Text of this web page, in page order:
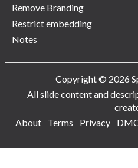
Remove Branding
Restrict embedding
Notes
Copyright © 2026
All slide content and
About
Terms Privacy